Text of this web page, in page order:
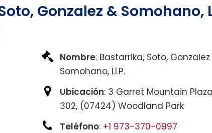
Gonzalez & Somohano,
Nombre: Bastarrika, Soto,
Somohano, LLP.
Ubicación: 3 Garret Mountain
302, (07424) Woodland Park
Teléfono: +1 973-370-0997